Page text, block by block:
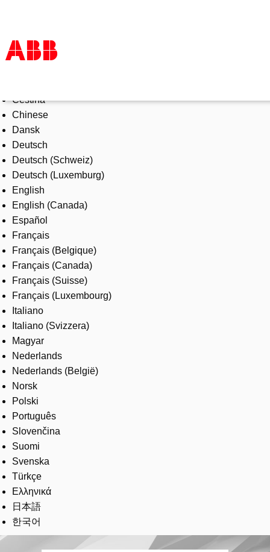
Products & Solutions
Industries
Services
About us
Where to buy
Contact us
Careers
Čeština
Chinese
Dansk
Deutsch
Deutsch (Schweiz)
Deutsch (Luxemburg)
English
English (Canada)
Español
Français
Français (Belgique)
Français (Canada)
Français (Suisse)
Français (Luxembourg)
Italiano
Italiano (Svizzera)
Magyar
Nederlands
Nederlands (België)
Norsk
Polski
Português
Slovenčina
Suomi
Svenska
Türkçe
Ελληνικά
日本語
한국어